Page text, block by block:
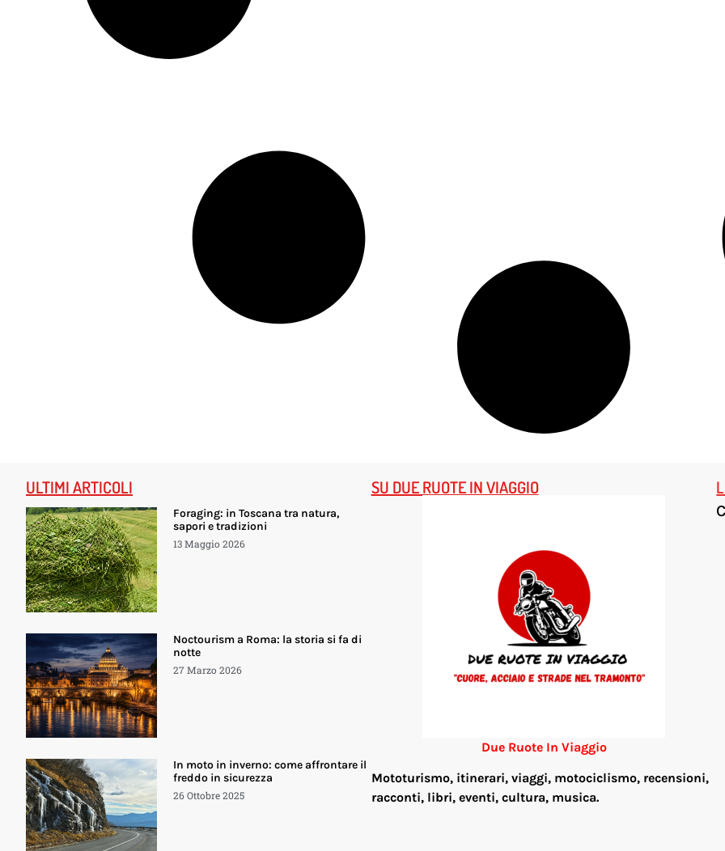
ULTIMI ARTICOLI
Foraging: in Toscana tra natura,
sapori e tradizioni
13 Maggio 2026
Noctourism a Roma: la storia si fa di
notte
27 Marzo 2026
In moto in inverno: come affrontare il
freddo in sicurezza
26 Ottobre 2025
SU DUE RUOTE IN VIAGGIO
Due Ruote In Viaggio
Mototurismo, itinerari, viaggi, motociclismo, recensioni,
racconti, libri, eventi, cultura, musica.